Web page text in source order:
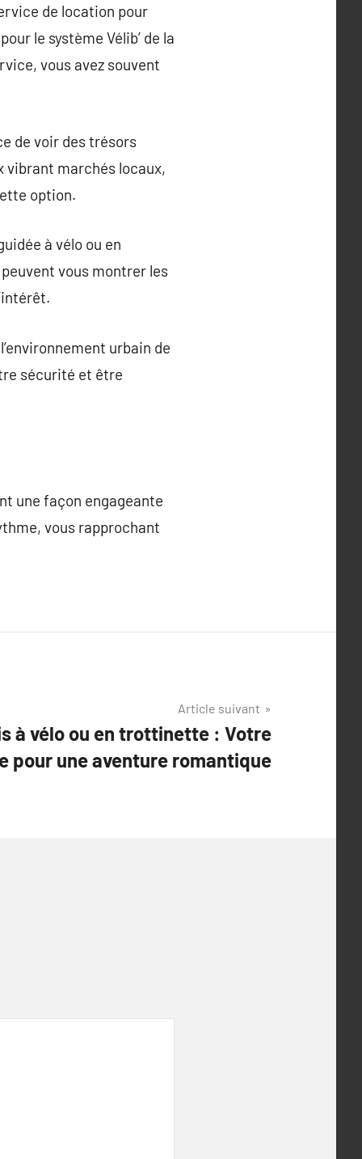
de location pour
le système Vélib’ de la
vous avez souvent
de voir des trésors
vibrant marchés locaux,
option.
à vélo ou en
vous montrer les
urbain de
sécurité et être
une façon engageante
vous rapprochant
Article suivant
à vélo ou en trottinette : Votre
pour une aventure romantique